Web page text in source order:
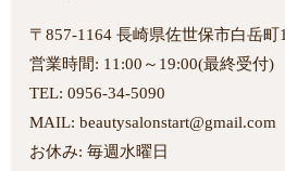
〒857-1164 長崎県佐世保市白岳町
営業時間: 11:00～19:00(最終受付)
TEL: 0956-34-5090
MAIL: beautysalonstart@gmail.com
お休み: 毎週水曜日